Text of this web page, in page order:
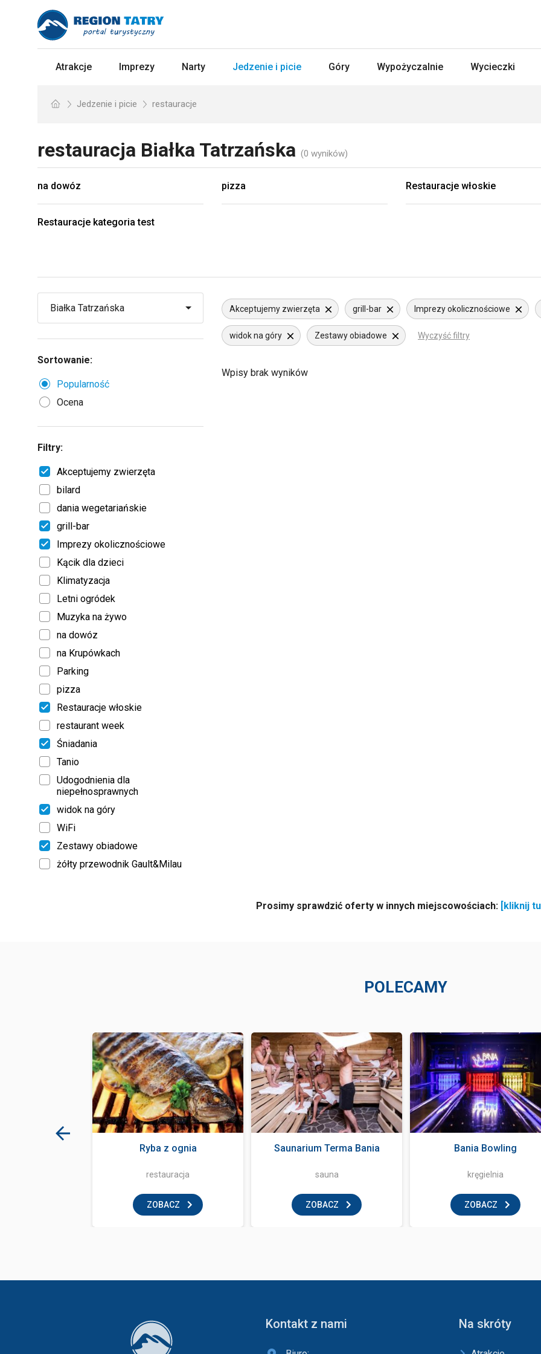
Atrakcje Imprezy Narty Jedzenie i picie Góry Wypożyczalnie Wycieczki
Jedzenie i picie restauracje
restauracja Białka Tatrzańska (0 wyników)
na dowóz pizza Restauracje włoskie
Restauracje kategoria test
Akceptujemy zwierzęta grill-bar Imprezy okolicznościowe
widok na góry Zestawy obiadowe Wyczyść filtry
Wpisy brak wyników
Sortowanie:
Popularność
Ocena
Filtry:
Akceptujemy zwierzęta
bilard
dania wegetariańskie
grill-bar
Imprezy okolicznościowe
Kącik dla dzieci
Klimatyzacja
Letni ogródek
Muzyka na żywo
na dowóz
na Krupówkach
Parking
pizza
Restauracje włoskie
restaurant week
Śniadania
Tanio
Udogodnienia dla
niepełnosprawnych
widok na góry
WiFi
Zestawy obiadowe
żółty przewodnik Gault&Milau
Prosimy sprawdzić oferty w innych miejscowościach: [kliknij
POLECAMY
Ryba z ognia
restauracja
ZOBACZ
Saunarium Terma Bania
sauna
ZOBACZ
Bania Bowling
kręgielnia
ZOBACZ
Kontakt z nami Na skróty